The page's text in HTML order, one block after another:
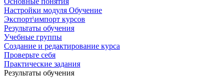
Настройки модуля Обучение
Экспорт\импорт курсов
Результаты обучения
Учебные группы
Создание и редактирование курса
Проверьте себя
Практические задания
Результаты обучения